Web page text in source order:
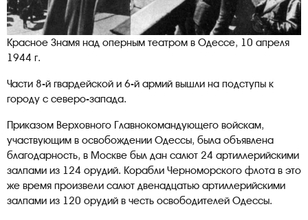
Красное Знамя над оперным театром в Одессе, 10 апреля
1944 г.
Части 8-й гвардейской и 6-й армий вышли на подступы к
городу с северо-запада.
Приказом Верховного Главнокомандующего войскам,
участвующим в освобождении Одессы, была объявлена
благодарность, в Москве был дан салют 24 артиллерийскими
залпами из 124 орудий. Корабли Черноморского флота в это
же время произвели салют двенадцатью артиллерийскими
залпами из 120 орудий в честь освободителей Одессы.